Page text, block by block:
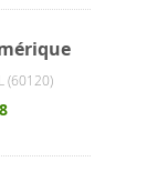
(60120)